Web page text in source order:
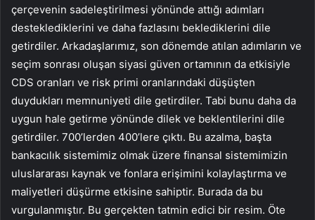
çerçevenin sadeleştirilmesi yönünde attığı adımları
desteklediklerini ve daha fazlasını beklediklerini dile
getirdiler. Arkadaşlarımız, son dönemde atılan adımların ve
seçim sonrası oluşan siyasi güven ortamının da etkisiyle
CDS oranları ve risk primi oranlarındaki düşüşten
duydukları memnuniyeti dile getirdiler. Tabi bunu daha da
uygun hale getirme yönünde dilek ve beklentilerini dile
getirdiler. 700’lerden 400’lere çıktı. Bu azalma, başta
bankacılık sistemimiz olmak üzere finansal sistemimizin
uluslararası kaynak ve fonlara erişimini kolaylaştırma ve
maliyetleri düşürme etkisine sahiptir. Burada da bu
vurgulanmıştır. Bu gerçekten tatmin edici bir resim. Öte